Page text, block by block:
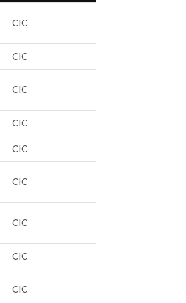
CIC
CIC
CIC
CIC
CIC
CIC
CIC
CIC
CIC